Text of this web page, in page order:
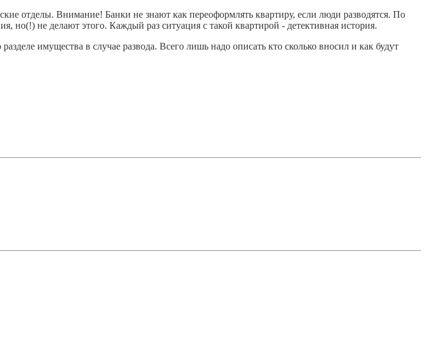
отделы. Внимание! Банки не знают как переоформлять квартиру, если люди разводятся. По
но(!) не делают этого. Каждый раз ситуация с такой квартирой - детективная история.
имущества в случае развода. Всего лишь надо описать кто сколько вносил и как будут